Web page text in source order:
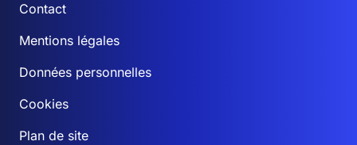
Contact
Mentions légales
Données personnelles
Cookies
Plan de site